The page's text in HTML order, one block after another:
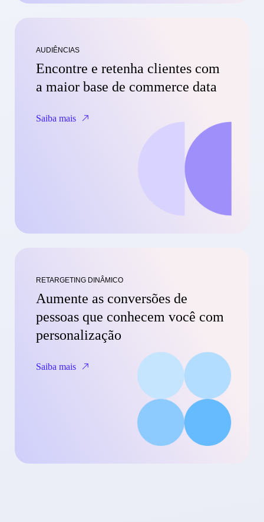
AUDIÊNCIAS
Encontre e retenha clientes com
a maior base de commerce data
Saiba mais
RETARGETING DINÂMICO
Aumente as conversões de
pessoas que conhecem você com
personalização
Saiba mais